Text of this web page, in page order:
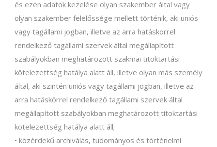
és ezen adatok kezelése olyan szakember által vagy
olyan szakember felelőssége mellett történik, aki uniós
vagy tagállami jogban, illetve az arra hatáskörrel
rendelkező tagállami szervek által megállapított
szabályokban meghatározott szakmai titoktartási
kötelezettség hatálya alatt áll, illetve olyan más személy
által, aki szintén uniós vagy tagállami jogban, illetve az
arra hatáskörrel rendelkező tagállami szervek által
megállapított szabályokban meghatározott titoktartási
kötelezettség hatálya alatt áll;
• közérdekű archiválás, tudományos és történelmi